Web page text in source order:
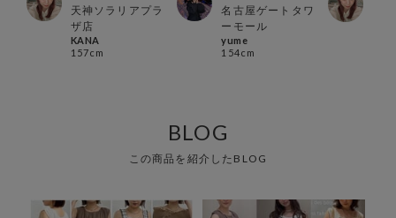
天神ソラリアプラ
ザ店
KANA
157cm
名古屋ゲートタワ
ーモール
yume
154cm
BLOG
この商品を紹介したBLOG